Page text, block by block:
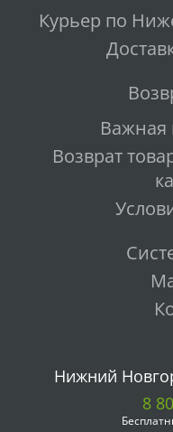
Курьер по
Возврат
Нижний
8